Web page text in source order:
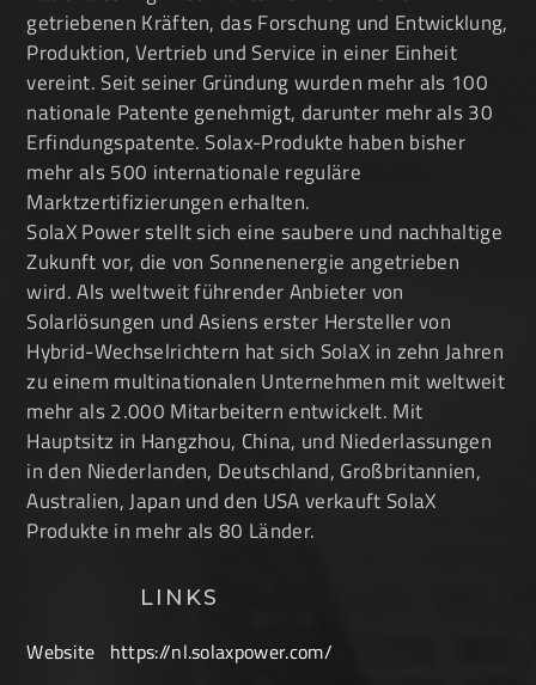
getriebenen Kräften, das Forschung und Entwicklung,
Produktion, Vertrieb und Service in einer Einheit
vereint. Seit seiner Gründung wurden mehr als 100
nationale Patente genehmigt, darunter mehr als 30
Erfindungspatente. Solax-Produkte haben bisher
mehr als 500 internationale reguläre
Marktzertifizierungen erhalten.
SolaX Power stellt sich eine saubere und nachhaltige
Zukunft vor, die von Sonnenenergie angetrieben
wird. Als weltweit führender Anbieter von
Solarlösungen und Asiens erster Hersteller von
Hybrid-Wechselrichtern hat sich SolaX in zehn Jahren
zu einem multinationalen Unternehmen mit weltweit
mehr als 2.000 Mitarbeitern entwickelt. Mit
Hauptsitz in Hangzhou, China, und Niederlassungen
in den Niederlanden, Deutschland, Großbritannien,
Australien, Japan und den USA verkauft SolaX
Produkte in mehr als 80 Länder.
LINKS
Website
https://nl.solaxpower.com/